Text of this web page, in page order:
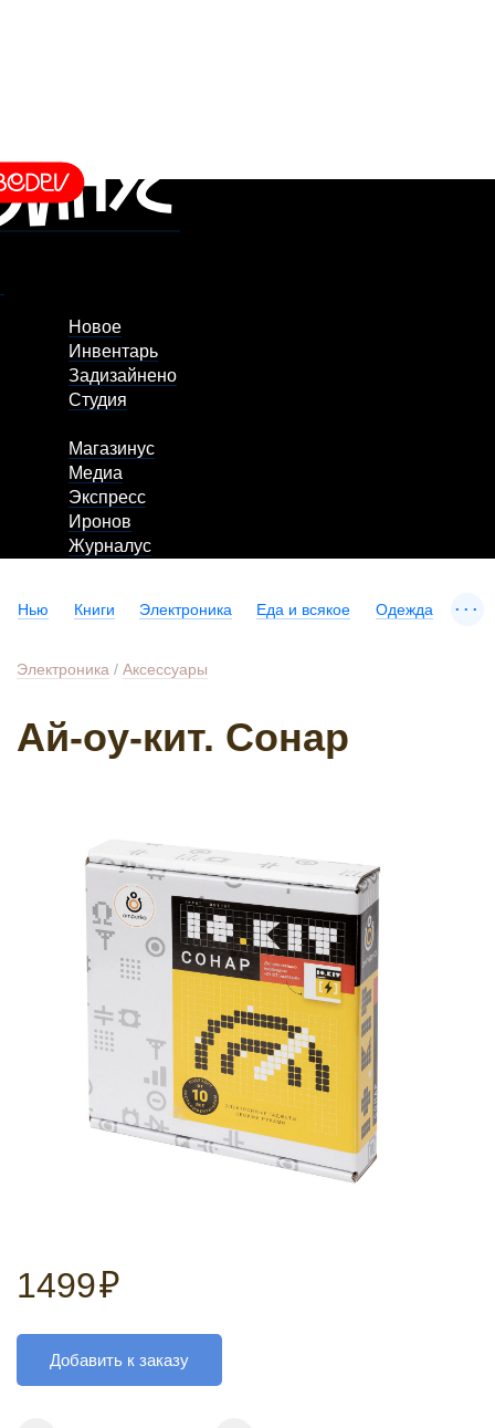
Новое
Инвентарь
Задизайнено
Студия
Магазинус
Медиа
Экспресс
Иронов
Журналус
Нью Книги Электроника Еда и всякое Одежда ...
Электроника / Аксессуары
Ай-оу-кит. Сонар
1499₽
Добавить к заказу